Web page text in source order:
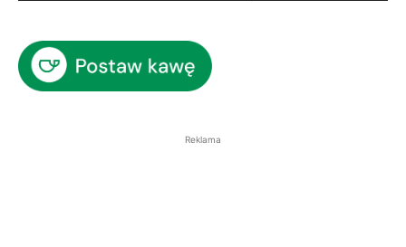
Reklama